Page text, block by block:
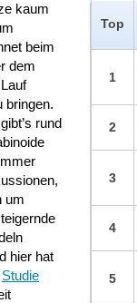
kaum
beim
dem
bringen.
rund
um
hier hat
Studie
Top
1
2
3
4
5